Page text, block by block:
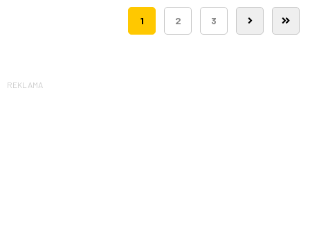
1 2 3
REKLAMA